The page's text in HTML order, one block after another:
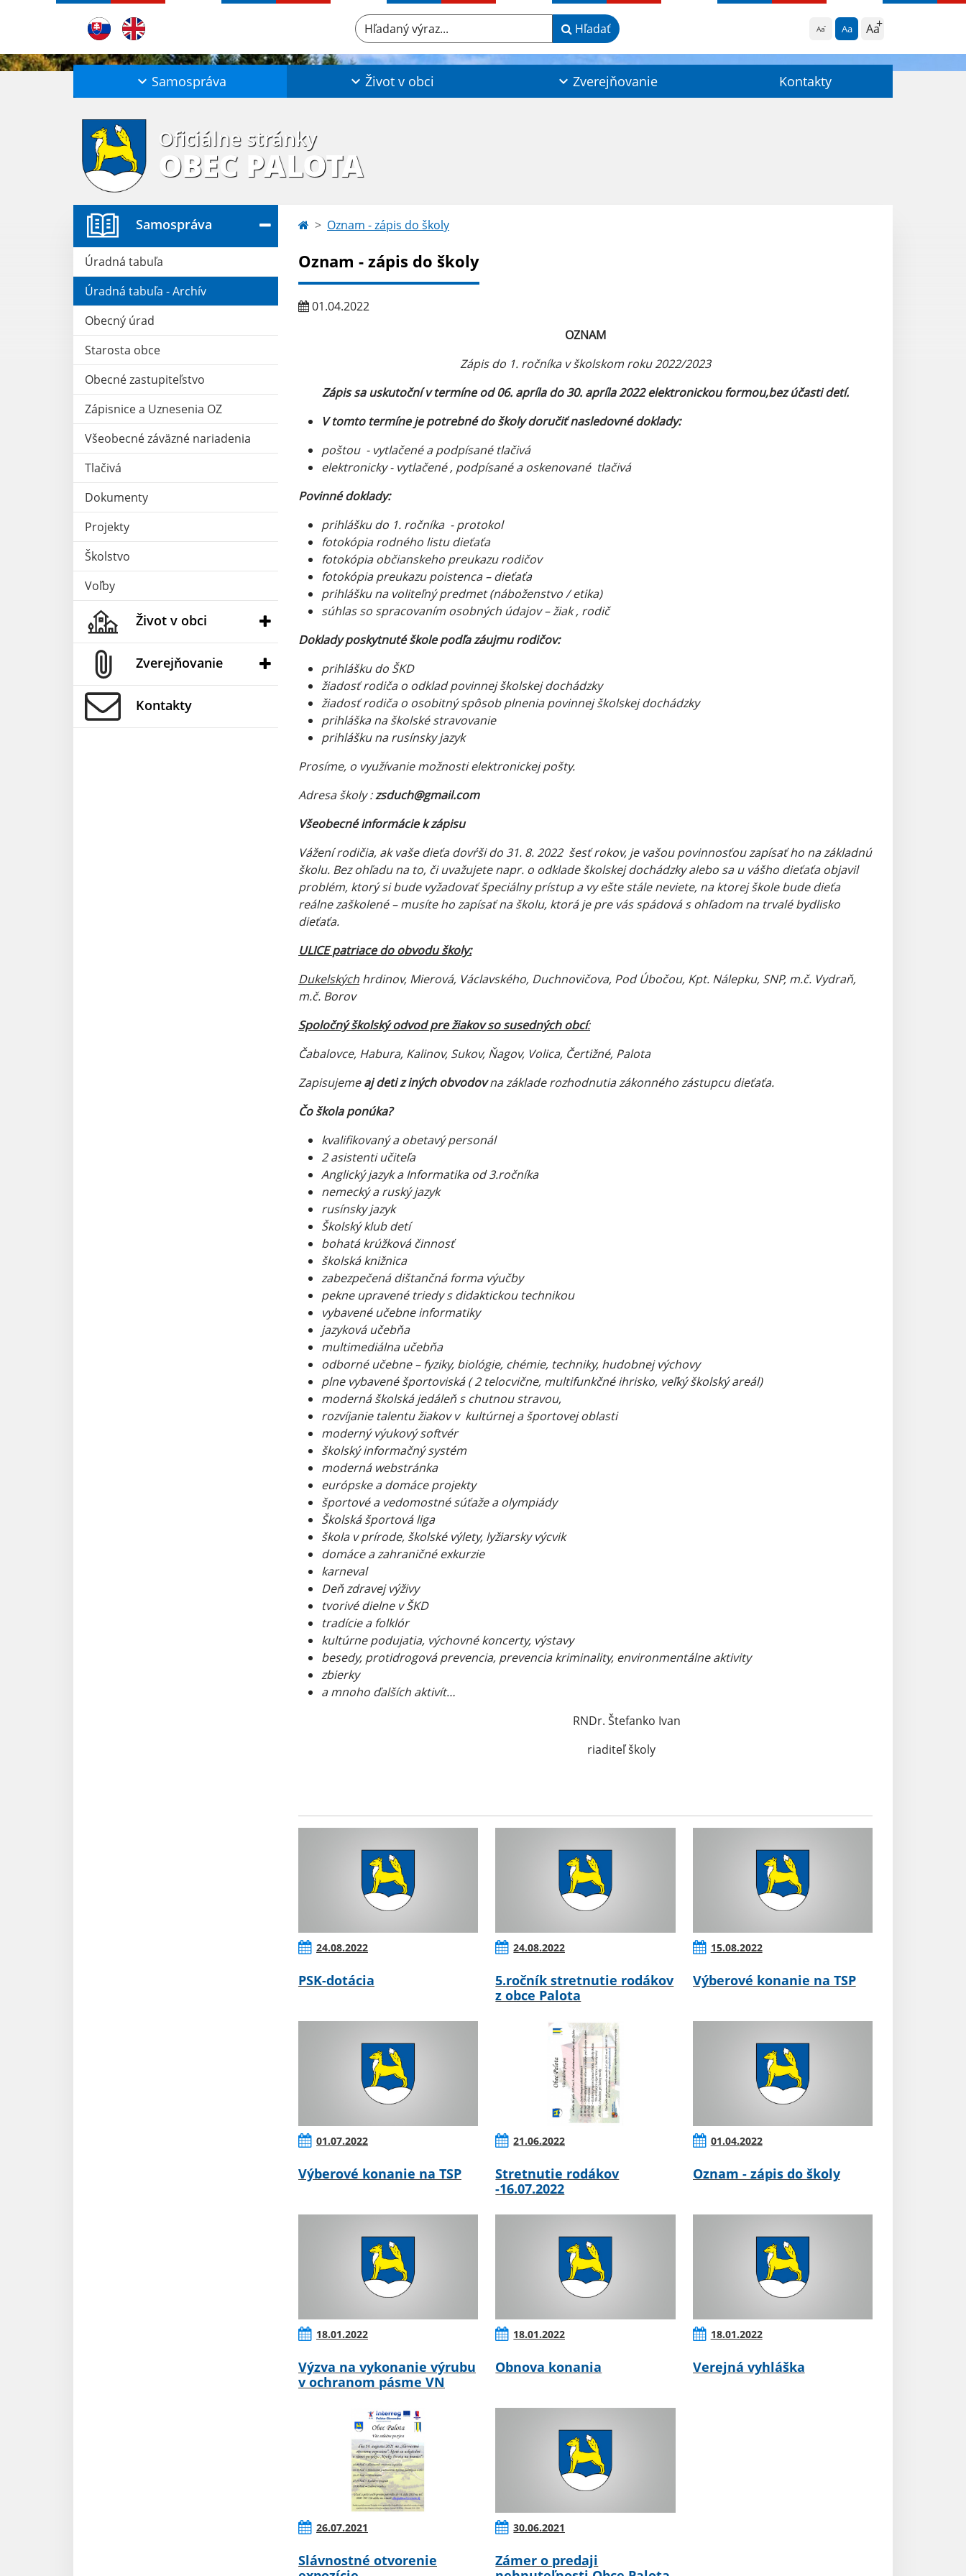
Aa Aa Aa
Hľadaný výraz... Hľadať
Samospráva Život v obci Zverejňovanie Kontakty
Oficiálne stránky
OBEC PALOTA
Samospráva
Úradná tabuľa
Úradná tabuľa - Archív
Obecný úrad
Starosta obce
Obecné zastupiteľstvo
Zápisnice a Uznesenia OZ
Všeobecné záväzné nariadenia
Tlačivá
Dokumenty
Projekty
Školstvo
Voľby
Život v obci
Zverejňovanie
Kontakty
Oznam - zápis do školy
Oznam - zápis do školy
01.04.2022
OZNAM
Zápis do 1. ročníka v školskom roku 2022/2023
Zápis sa uskutoční v termíne od 06. apríla do 30. apríla 2022 elektronickou formou,bez účasti detí.
V tomto termíne je potrebné do školy doručiťnasledovné doklady:
poštou - vytlačené a podpísané tlačivá
elektronicky - vytlačené , podpísané a oskenované tlačivá
Povinné doklady:
prihlášku do 1. ročníka - protokol
fotokópia rodného listu dieťaťa
fotokópia občianskeho preukazu rodičov
fotokópia preukazu poistenca – dieťaťa
prihlášku na voliteľný predmet (náboženstvo / etika)
súhlas so spracovaním osobných údajov – žiak , rodič
Doklady poskytnuté škole podľa záujmu rodičov:
prihlášku do ŠKD
žiadosť rodiča o odklad povinnej školskej dochádzky
žiadosť rodiča o osobitný spôsob plnenia povinnej školskej dochádzky
prihláška na školské stravovanie
prihlášku na rusínsky jazyk
Prosíme, o využívanie možnosti elektronickej pošty.
Adresa školy :zsduch@gmail.com
Všeobecné informácie k zápisu
Vážení rodičia, ak vaše dieťa dovŕši do 31. 8. 2022 šesť rokov, je vašou povinnosťou zapísať ho na základnú
školu. Bez ohľadu na to, či uvažujete napr. o odklade školskej dochádzky alebo sa u vášho dieťaťa objavil
problém, ktorý si bude vyžadovať špeciálny prístup a vy ešte stále neviete, na ktorej škole bude dieťa
reálne zaškolené – musíte ho zapísať na školu, ktorá je pre vás spádová s ohľadom na trvalé bydlisko
dieťaťa.
ULICEpatriace do obvodu školy:
Dukelských hrdinov, Mierová, Václavského, Duchnovičova, Pod Úbočou, Kpt. Nálepku, SNP, m.č. Vydraň,
m.č. Borov
Spoločný školský odvod pre žiakov so susedných obcí:
Čabalovce, Habura, Kalinov, Sukov, Ňagov, Volica, Čertižné, Palota
Zapisujemeaj deti z iných obvodovna základe rozhodnutia zákonného zástupcu dieťaťa.
Čo škola ponúka?
kvalifikovaný a obetavý personál
2 asistenti učiteľa
Anglický jazyk a Informatika od 3.ročníka
nemecký a ruský jazyk
rusínsky jazyk
Školský klub detí
bohatá krúžková činnosť
školská knižnica
zabezpečená dištančná forma výučby
pekne upravené triedy s didaktickou technikou
vybavené učebne informatiky
jazyková učebňa
multimediálna učebňa
odborné učebne – fyziky, biológie, chémie, techniky, hudobnej výchovy
plne vybavené športoviská ( 2 telocvične, multifunkčné ihrisko, veľký školský areál)
moderná školská jedáleň s chutnou stravou,
rozvíjanie talentu žiakov v kultúrnej a športovej oblasti
moderný výukový softvér
školský informačný systém
moderná webstránka
európske a domáce projekty
športové a vedomostné súťaže a olympiády
Školská športová liga
škola v prírode, školské výlety, lyžiarsky výcvik
domáce a zahraničné exkurzie
karneval
Deň zdravej výživy
tvorivé dielne v ŠKD
tradície a folklór
kultúrne podujatia, výchovné koncerty, výstavy
besedy, protidrogová prevencia, prevencia kriminality, environmentálne aktivity
zbierky
a mnoho ďalších aktivít…
RNDr. Štefanko Ivan
riaditeľ školy
24.08.2022
PSK-dotácia
24.08.2022
5.ročník stretnutie rodákov
z obce Palota
15.08.2022
Výberové konanie na TSP
01.07.2022
Výberové konanie na TSP
21.06.2022
Stretnutie rodákov
-16.07.2022
01.04.2022
Oznam - zápis do školy
18.01.2022
Výzva na vykonanie výrubu
v ochranom pásme VN
18.01.2022
Obnova konania
18.01.2022
Verejná vyhláška
26.07.2021
Slávnostné otvorenie
30.06.2021
Zámer o predaji